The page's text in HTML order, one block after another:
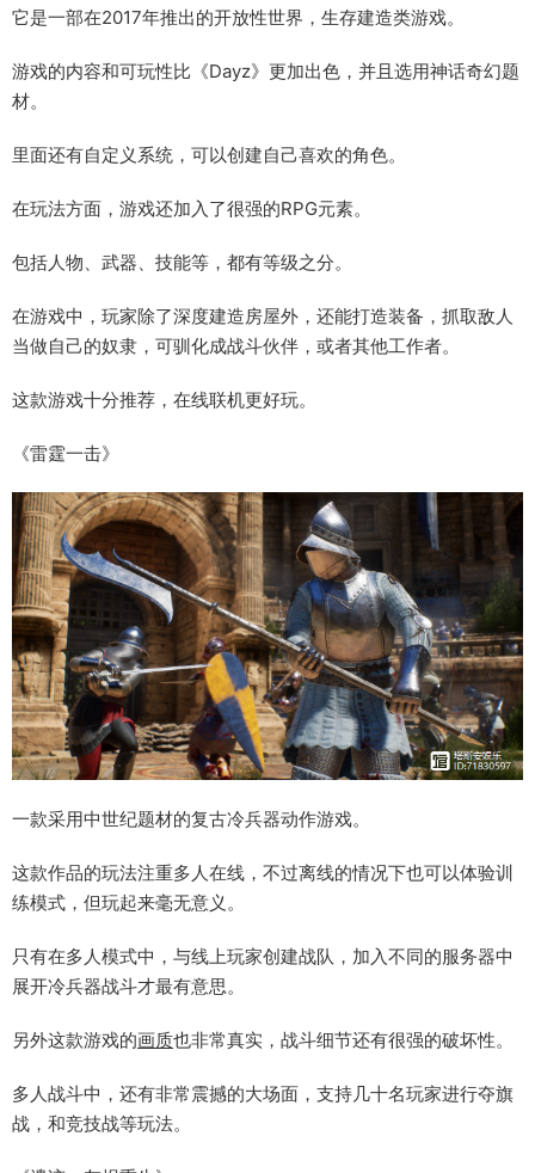
它是一部在2017年推出的开放性世界，生存建造类游戏。
游戏的内容和可玩性比《Dayz》更加出色，并且选用神话奇幻题
材。
里面还有自定义系统，可以创建自己喜欢的角色。
在玩法方面，游戏还加入了很强的RPG元素。
包括人物、武器、技能等，都有等级之分。
在游戏中，玩家除了深度建造房屋外，还能打造装备，抓取敌人
当做自己的奴隶，可驯化成战斗伙伴，或者其他工作者。
这款游戏十分推荐，在线联机更好玩。
《雷霆一击》
一款采用中世纪题材的复古冷兵器动作游戏。
这款作品的玩法注重多人在线，不过离线的情况下也可以体验训
练模式，但玩起来毫无意义。
只有在多人模式中，与线上玩家创建战队，加入不同的服务器中
展开冷兵器战斗才最有意思。
另外这款游戏的画质也非常真实，战斗细节还有很强的破坏性。
多人战斗中，还有非常震撼的大场面，支持几十名玩家进行夺旗
战，和竞技战等玩法。